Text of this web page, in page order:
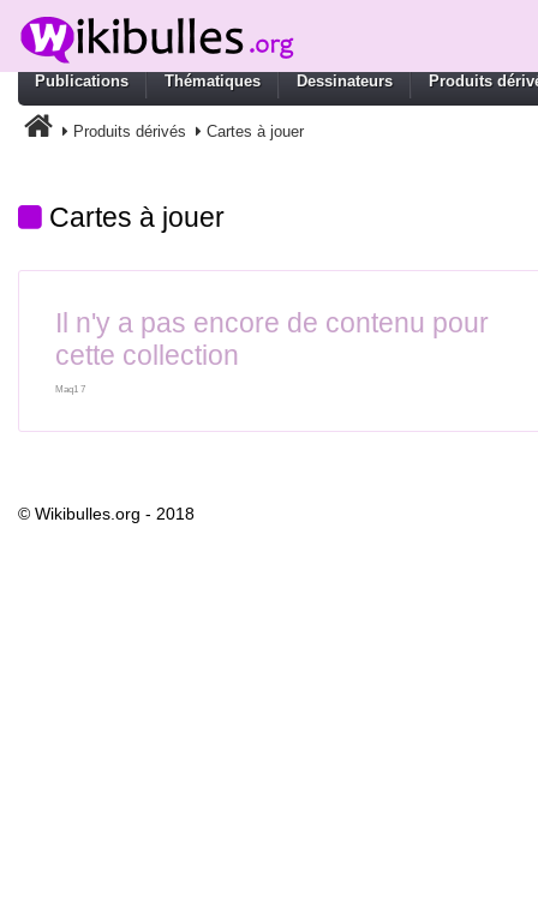
Publications Thématiques Dessinateurs Produits
Produits dérivés Cartes à jouer
Cartes à jouer
Il n'y a pas encore de contenu pour
cette collection
Maq1 7
© Wikibulles.org - 2018